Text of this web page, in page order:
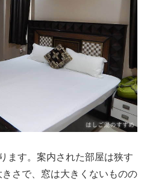
ます。案内された部屋は狭す
さで、窓は大きくないものの